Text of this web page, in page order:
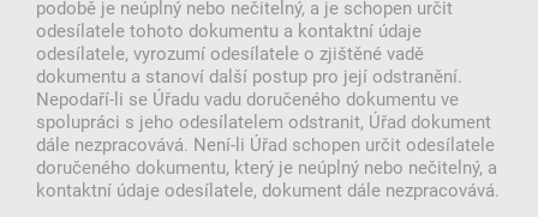
podobě je neúplný nebo nečitelný, a je schopen určit
odesílatele tohoto dokumentu a kontaktní údaje
odesílatele, vyrozumí odesílatele o zjištěné vadě
dokumentu a stanoví další postup pro její odstranění.
Nepodaří-li se Úřadu vadu doručeného dokumentu ve
spolupráci s jeho odesílatelem odstranit, Úřad dokument
dále nezpracovává. Není-li Úřad schopen určit odesílatele
doručeného dokumentu, který je neúplný nebo nečitelný, a
kontaktní údaje odesílatele, dokument dále nezpracovává.